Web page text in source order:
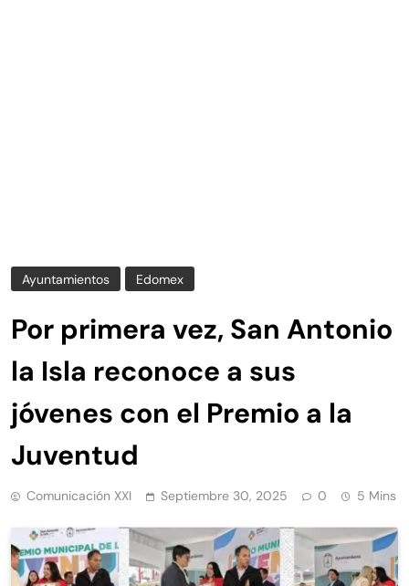
Ayuntamientos Edomex
Por primera vez, San Antonio
la Isla reconoce a sus
jóvenes con el Premio a la
Juventud
Comunicación XXI Septiembre 30, 2025 0 5 Mins